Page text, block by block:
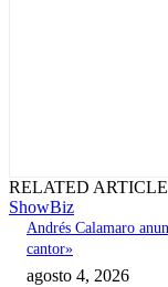
RELATED
ShowBiz
Andrés Calamaro
cantor»
agosto 4, 2026